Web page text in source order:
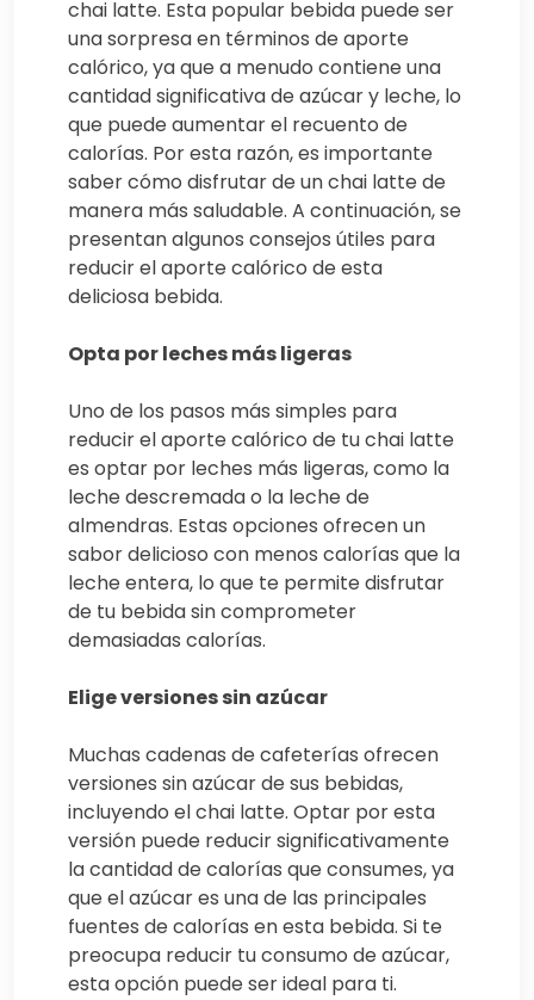
chai latte. Esta popular bebida puede ser
una sorpresa en términos de aporte
calórico, ya que a menudo contiene una
cantidad significativa de azúcar y leche, lo
que puede aumentar el recuento de
calorías. Por esta razón, es importante
saber cómo disfrutar de un chai latte de
manera más saludable. A continuación, se
presentan algunos consejos útiles para
reducir el aporte calórico de esta
deliciosa bebida.
Opta por leches más ligeras
Uno de los pasos más simples para
reducir el aporte calórico de tu chai latte
es optar por leches más ligeras, como la
leche descremada o la leche de
almendras. Estas opciones ofrecen un
sabor delicioso con menos calorías que la
leche entera, lo que te permite disfrutar
de tu bebida sin comprometer
demasiadas calorías.
Elige versiones sin azúcar
Muchas cadenas de cafeterías ofrecen
versiones sin azúcar de sus bebidas,
incluyendo el chai latte. Optar por esta
versión puede reducir significativamente
la cantidad de calorías que consumes, ya
que el azúcar es una de las principales
fuentes de calorías en esta bebida. Si te
preocupa reducir tu consumo de azúcar,
esta opción puede ser ideal para ti.